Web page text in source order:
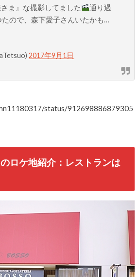
ま』な撮影してました
通り過
たので、森下愛子さんいたかも…
2017年9月1日
status/912698886879305
ロケ地紹介：レストランは